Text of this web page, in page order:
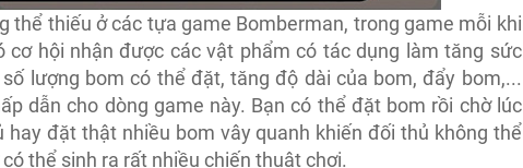
thể thiếu ở các tựa game Bomberman, trong game mỗi khi
cơ hội nhận được các vật phẩm có tác dụng làm tăng sức
lượng bom có thể đặt, tăng độ dài của bom, đẩy bom,...
dẫn cho dòng game này. Bạn có thể đặt bom rồi chờ lúc
hay đặt thật nhiều bom vây quanh khiến đối thủ không thể
thể sinh ra rất nhiều chiến thuật chơi.